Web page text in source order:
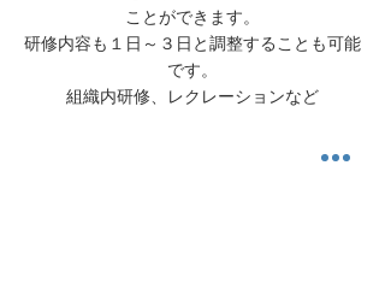
ことができます。
​研修内容も１日～３日と調整することも可能
です。​
組織内研修、レクレーションなど